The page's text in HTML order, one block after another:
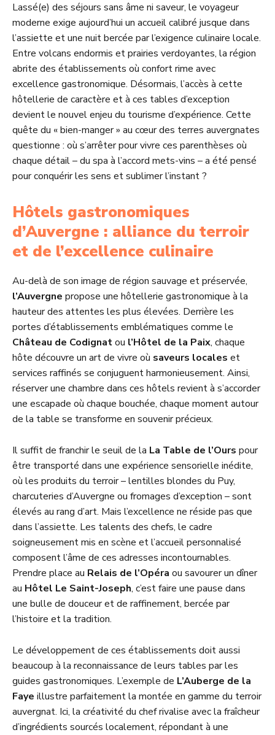
Lassé(e) des séjours sans âme ni saveur, le voyageur
moderne exige aujourd’hui un accueil calibré jusque dans
l’assiette et une nuit bercée par l’exigence culinaire locale.
Entre volcans endormis et prairies verdoyantes, la région
abrite des établissements où confort rime avec
excellence gastronomique. Désormais, l’accès à cette
hôtellerie de caractère et à ces tables d’exception
devient le nouvel enjeu du tourisme d’expérience. Cette
quête du « bien-manger » au cœur des terres auvergnates
questionne : où s’arrêter pour vivre ces parenthèses où
chaque détail – du spa à l’accord mets-vins – a été pensé
pour conquérir les sens et sublimer l’instant ?
Hôtels gastronomiques
d’Auvergne : alliance du terroir
et de l’excellence culinaire
Au-delà de son image de région sauvage et préservée,
l’Auvergne propose une hôtellerie gastronomique à la
hauteur des attentes les plus élevées. Derrière les
portes d’établissements emblématiques comme le
Château de Codignatou l’Hôtel de la Paix, chaque
hôte découvre un art de vivre où saveurs locales et
services raffinés se conjuguent harmonieusement. Ainsi,
réserver une chambre dans ces hôtels revient à s’accorder
une escapade où chaque bouchée, chaque moment autour
de la table se transforme en souvenir précieux.
Il suffit de franchir le seuil de la La Table de l’Ours pour
être transporté dans une expérience sensorielle inédite,
où les produits du terroir – lentilles blondes du Puy,
charcuteries d’Auvergne ou fromages d’exception – sont
élevés au rang d’art. Mais l’excellence ne réside pas que
dans l’assiette. Les talents des chefs, le cadre
soigneusement mis en scène et l’accueil personnalisé
composent l’âme de ces adresses incontournables.
Prendre place au Relais de l’Opéra ou savourer un dîner
au Hôtel Le Saint-Joseph, c’est faire une pause dans
une bulle de douceur et de raffinement, bercée par
l’histoire et la tradition.
Le développement de ces établissements doit aussi
beaucoup à la reconnaissance de leurs tables par les
guides gastronomiques. L’exemple de L’Auberge de la
Faye illustre parfaitement la montée en gamme du terroir
auvergnat. Ici, la créativité du chef rivalise avec la fraîcheur
d’ingrédients sourcés localement, répondant à une